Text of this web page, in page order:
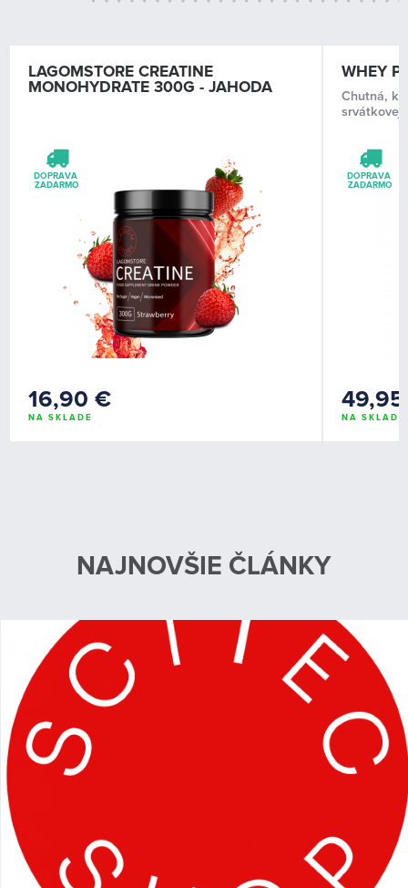
LAGOMSTORE CREATINE
MONOHYDRATE 300G - JAHODA
DOPRAVA
ZADARMO
16,90 €
NA SKLADE
WHEY
Chutná,
srvátkovej
DOPRAVA
ZADARMO
NA SKLADE
NAJNOVŠIE ČLÁNKY